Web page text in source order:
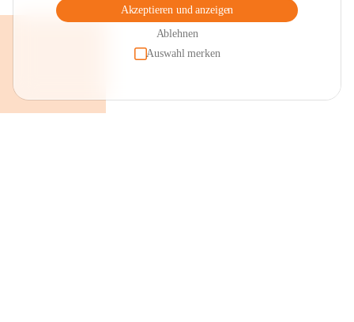
Akzeptieren und anzeigen
Ablehnen
Auswahl merken